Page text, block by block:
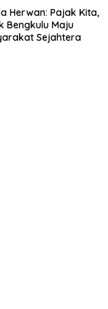
Herwan: Pajak Kita,
Bengkulu Maju
Sejahtera